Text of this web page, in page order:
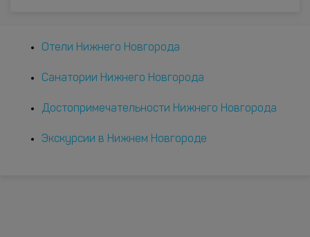
Отели Нижнего Новгорода
Санатории Нижнего Новгорода
Достопримечательности Нижнего Новгорода
Экскурсии в Нижнем Новгороде